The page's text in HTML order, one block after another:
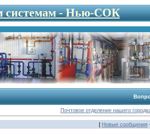
системам - Нью-СОК
Почтовое отделение нашего
[ Новые сообщения·